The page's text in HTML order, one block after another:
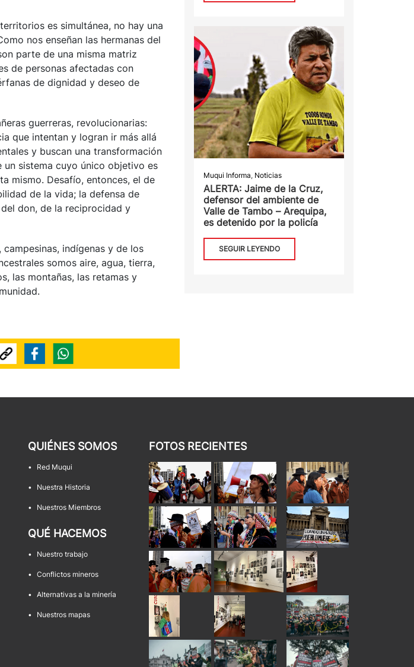
es simultánea, no hay una
nos enseñan las hermanas del
parte de una misma matriz
de personas afectadas con
de dignidad y deseo de
guerreras, revolucionarias:
que intentan y logran ir más allá
y buscan una transformación
un sistema cuyo único objetivo es
mismo. Desafío, entonces, el de
de la vida; la defensa de
don, de la reciprocidad y
indígenas y de los
somos aire, agua, tierra,
las montañas, las retamas y
Muqui Informa, Noticias
ALERTA: Jaime de la Cruz,
defensor del ambiente de
Valle de Tambo – Arequipa,
es detenido por la policía
SEGUIR LEYENDO
QUIÉNES SOMOS
• Red Muqui
• Nuestra Historia
• Nuestros Miembros
QUÉ HACEMOS
• Nuestro trabajo
• Conflictos mineros
• Alternativas a la minería
• Nuestros mapas
FOTOS RECIENTES